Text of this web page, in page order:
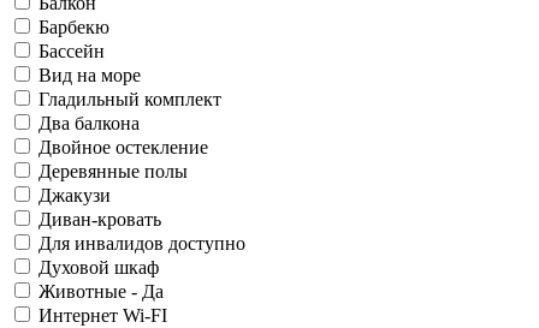
Барбекю
Бассейн
Вид на море
Гладильный комплект
Два балкона
Двойное остекление
Деревянные полы
Джакузи
Диван-кровать
Для инвалидов доступно
Духовой шкаф
Животные - Да
Интернет Wi-FI